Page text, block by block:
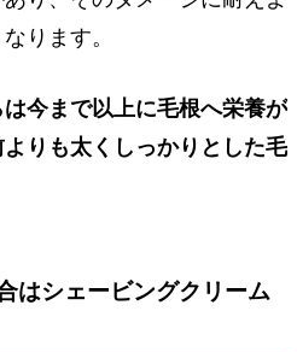
ります。
今まで以上に毛根へ栄養が
りも太くしっかりとした毛
はシェービングクリーム